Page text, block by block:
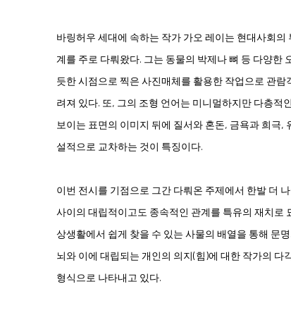
바링허우 세대에 속하는 작가 가오 레이는 현대사회
계를 주로 다뤄왔다. 그는 동물의 박제나 뼈 등 다양한
듯한 시점으로 찍은 사진매체를 활용한 작업으로 관
려져 있다. 또, 그의 조형 언어는 미니멀하지만 다층적
보이는 표면의 이미지 뒤에 질서와 혼돈, 금욕과 희극,
설적으로 교차하는 것이 특징이다.
이번 전시를 기점으로 그간 다뤄온 주제에서 한발 더
사이의 대립적이고도 종속적인 관계를 특유의 재치로
상생활에서 쉽게 찾을 수 있는 사물의 배열을 통해 문
뇌와 이에 대립되는 개인의 의지(힘)에 대한 작가의 다
형식으로 나타내고 있다.